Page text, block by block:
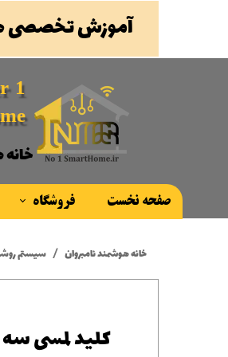
1
صفحه نخست فروشگاه
آموزش تخصصی
خانه هوشمند نامبروان سیستم
کلید لمسی